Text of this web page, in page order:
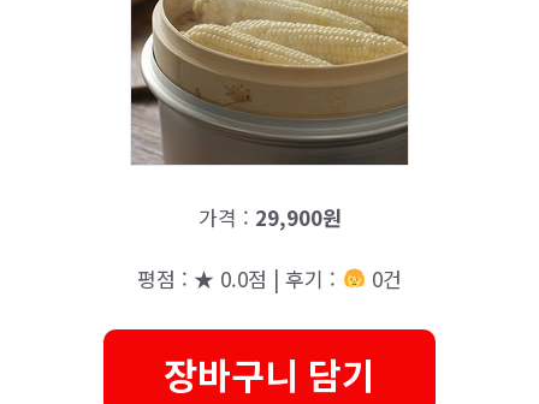
가격 : 29,900원
평점 : ★ 0.0점 | 후기 : 0건
장바구니 담기